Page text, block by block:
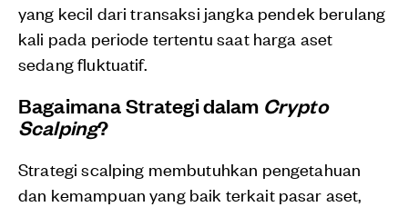
yang kecil dari transaksi jangka pendek berulang
kali pada periode tertentu saat harga aset
sedang fluktuatif.
Bagaimana Strategi dalam Crypto
Scalping?
Strategi scalping membutuhkan pengetahuan
dan kemampuan yang baik terkait pasar aset,